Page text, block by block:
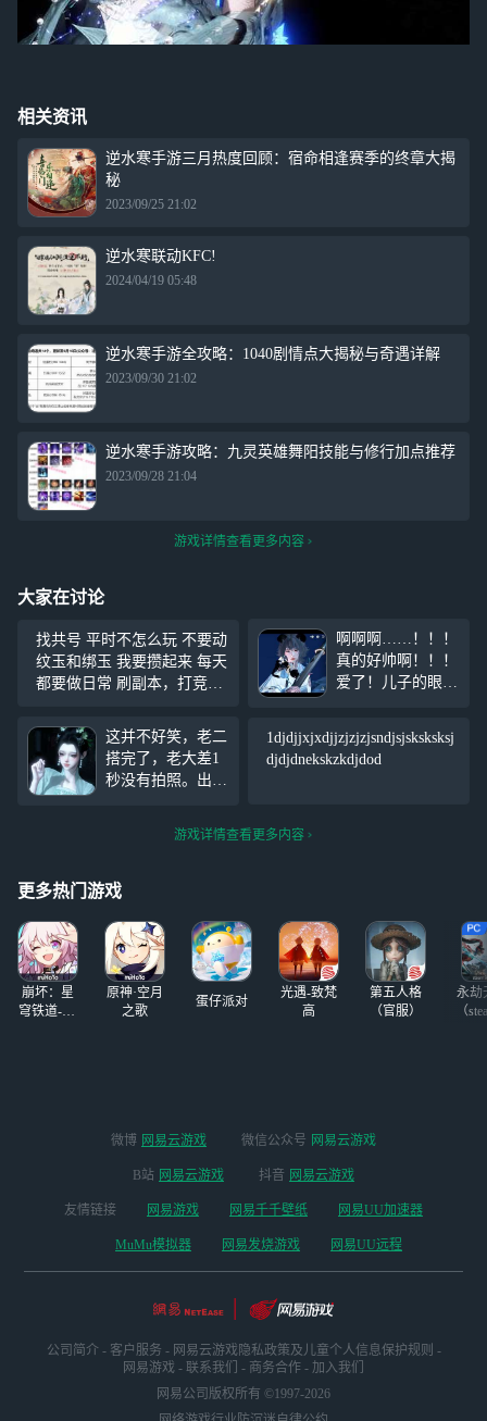
相关资讯
逆水寒手游三月热度回顾：宿命相逢赛季的终章大揭
秘
2023/09/25 21:02
逆水寒联动KFC!
2024/04/19 05:48
逆水寒手游全攻略：1040剧情点大揭秘与奇遇详解
2023/09/30 21:02
逆水寒手游攻略：九灵英雄舞阳技能与修行加点推荐
2023/09/28 21:04
游戏详情查看更多内容
大家在讨论
找共号 平时不怎么玩 不要动
纹玉和绑玉 我要攒起来 每天
都要做日常 刷副本，打竞技
去
啊啊啊……！！！
真的好帅啊！！！
爱了！儿子的眼神
帅度10000000000
0%（宝子不用问
这并不好笑，老二
搭完了，老大差1
秒没有拍照。出来
釉色前奏好听，想
1djdjjxjxdjjzjzjzjsndjsjsksksksj
djdjdnekskzkdjdod
游戏详情查看更多内容
更多热门游戏
崩坏：星
穹铁道-4.4
原神·空月
之歌
蛋仔派对
光遇-致梵
高
第五人格
（官服）
永劫
（
微博 网易云游戏 微信公众号 网易云游戏
B站 网易云游戏 抖音 网易云游戏
友情链接 网易游戏 网易千千壁纸 网易UU加速器
MuMu模拟器 网易发烧游戏 网易UU远程
公司简介 - 客户服务 - 网易云游戏隐私政策及儿童个人信息保护规则 -
网易游戏 - 联系我们 - 商务合作 - 加入我们
网易公司版权所有 ©1997-2026